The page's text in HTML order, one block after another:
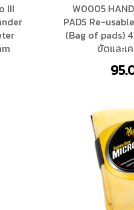
III
W0005
PADS Re-
(Bag of pads)
ขัดและเ